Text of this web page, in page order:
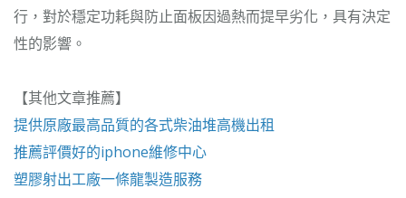
行，對於穩定功耗與防止面板因過熱而提早劣化，具有決定
性的影響。
【其他文章推薦】
提供原廠最高品質的各式柴油堆高機出租
推薦評價好的iphone維修中心
塑膠射出工廠一條龍製造服務